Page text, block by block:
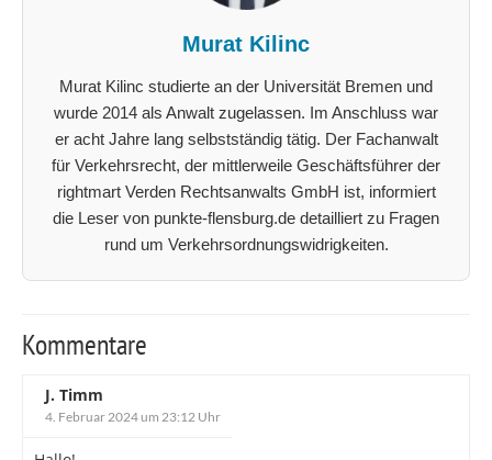
Murat Kilinc
Murat Kilinc studierte an der Universität Bremen und
wurde 2014 als Anwalt zugelassen. Im Anschluss war
er acht Jahre lang selbstständig tätig. Der Fachanwalt
für Verkehrsrecht, der mittlerweile Geschäftsführer der
rightmart Verden Rechtsanwalts GmbH ist, informiert
die Leser von punkte-flensburg.de detailliert zu Fragen
rund um Verkehrsordnungswidrigkeiten.
Kommentare
J. Timm
4. Februar 2024 um 23:12 Uhr